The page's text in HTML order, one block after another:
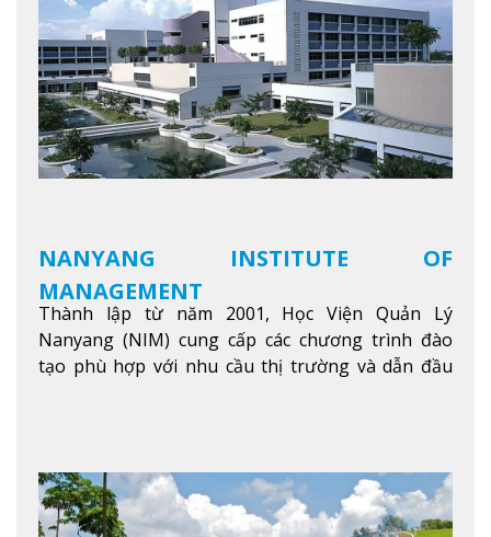
NANYANG INSTITUTE OF
MANAGEMENT
Thành lập từ năm 2001, Học Viện Quản Lý
Nanyang (NIM) cung cấp các chương trình đào
tạo phù hợp với nhu cầu thị trường và dẫn đầu
học tập và nghiên cứu chất lượng nhằm nâng cao
kỹ năng, kiến thức và năng lực của sinh viên và các
đối tác của trườngXem thêm